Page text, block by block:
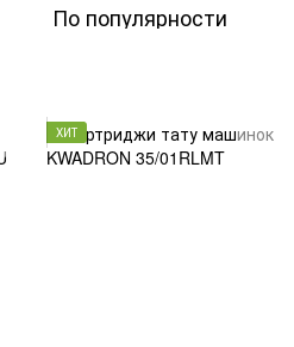
По популярности
ХИТ